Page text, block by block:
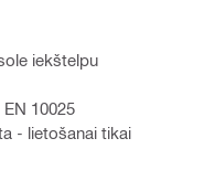
iekštelpu
10025
- lietošanai tikai